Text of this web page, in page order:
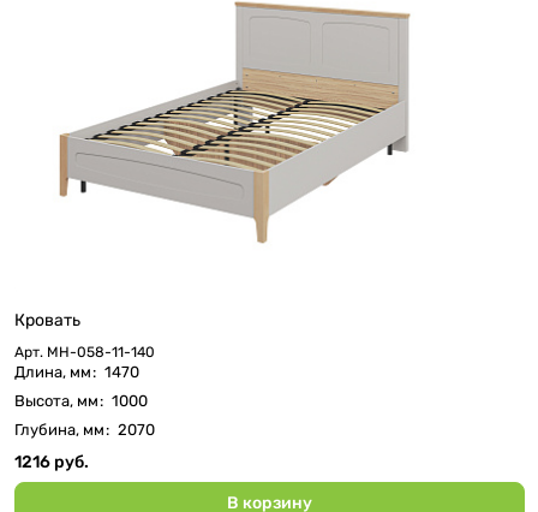
Кровать
Арт. МН-058-11-140
Длина, мм: 1470
Высота, мм: 1000
Глубина, мм: 2070
1216 руб.
В корзину